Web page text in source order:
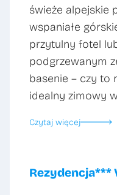
świeże alpejskie
wspaniałe
przytulny fotel
podgrzewanym
basenie – czy to
idealny zimowy
Czytaj więcej
Rezydencja***